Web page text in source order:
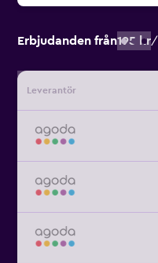
Erbjudanden från195 kr/
Leverantör